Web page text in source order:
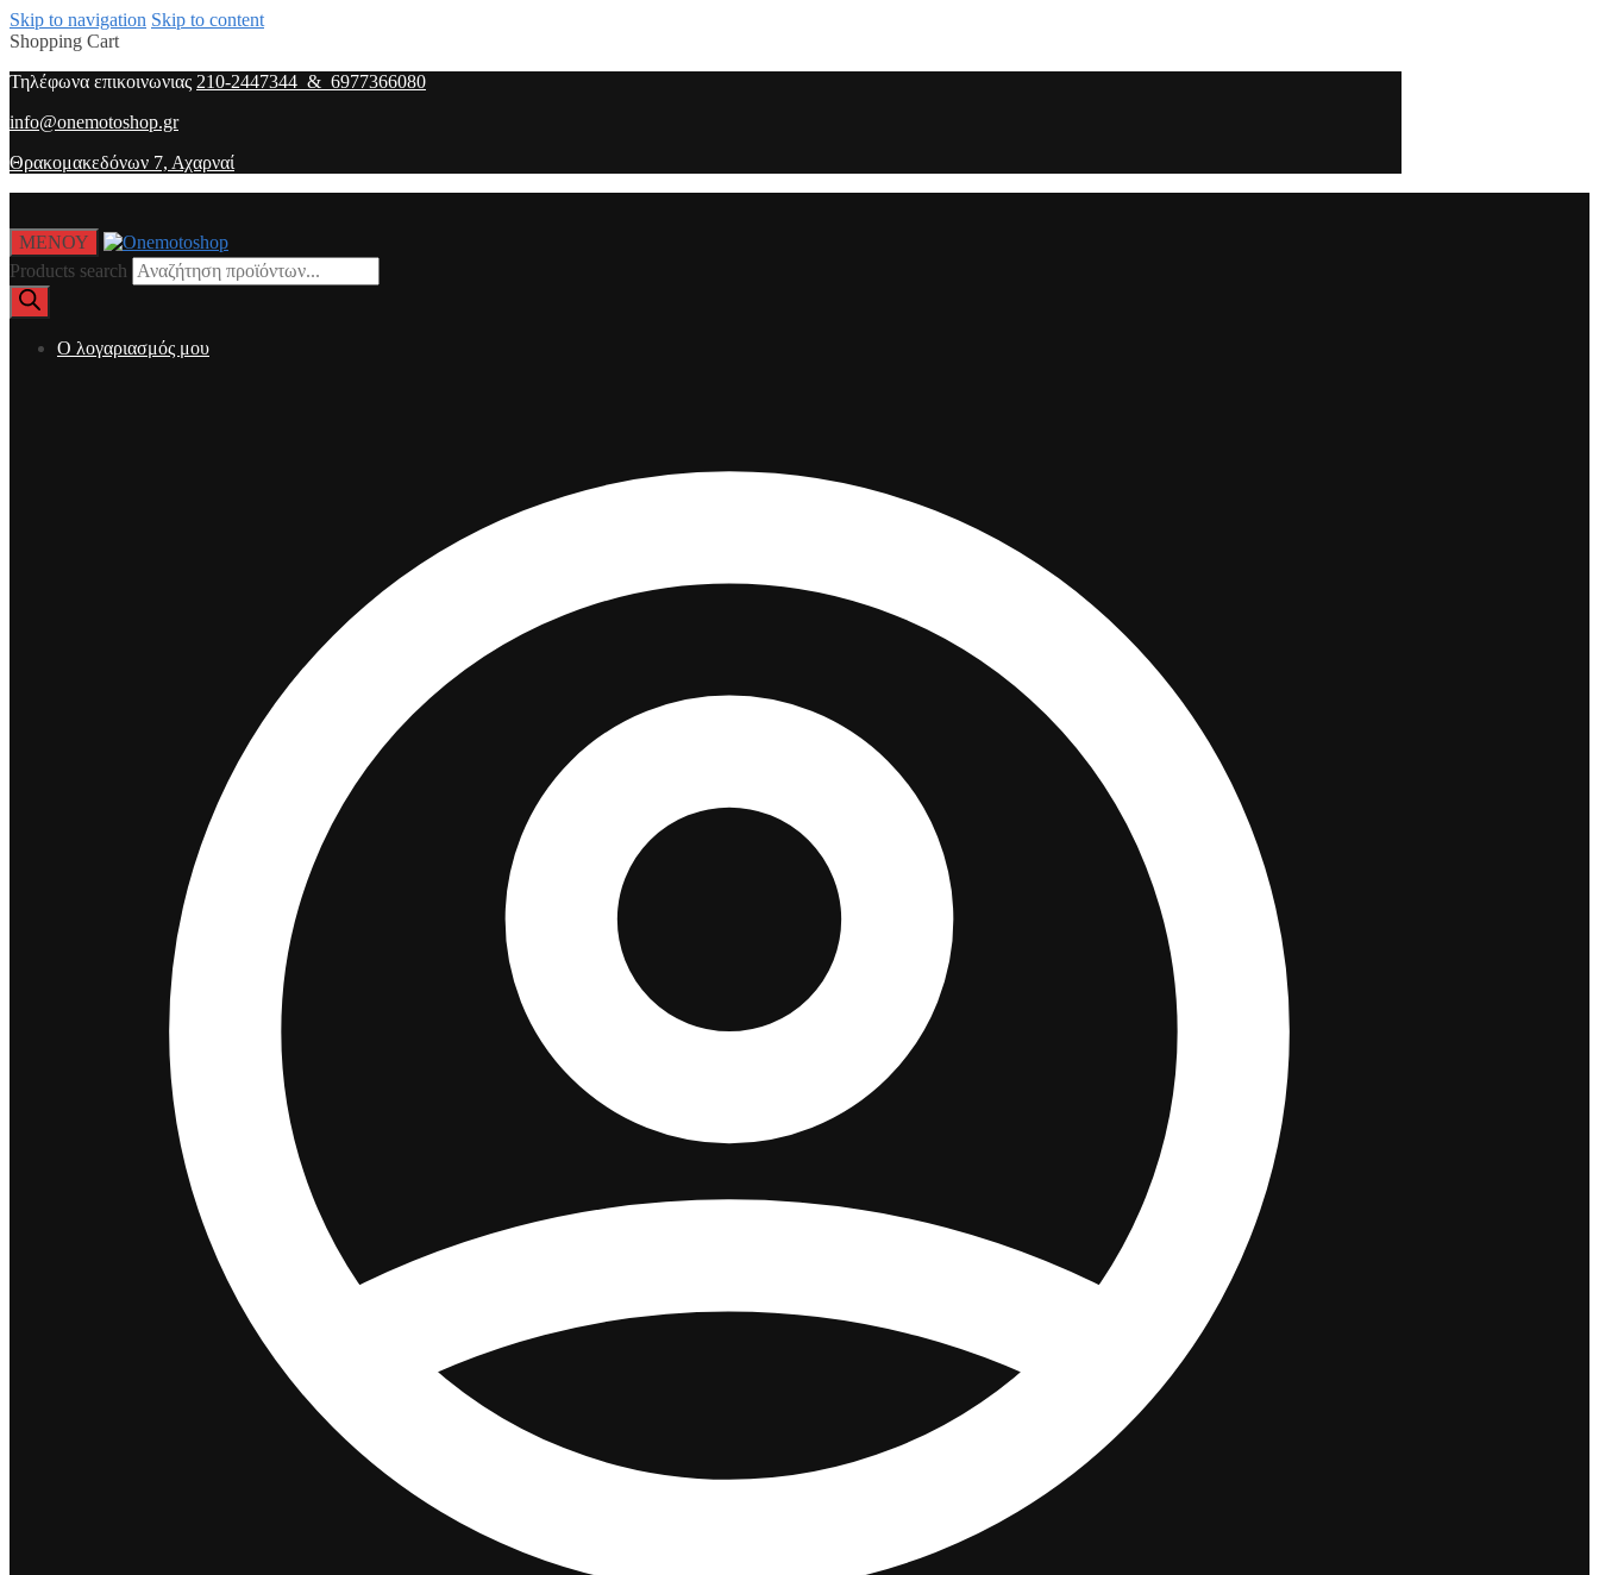
Skip to navigation Skip to content
Shopping Cart
Τηλέφωνα επικοινωνιας 210-2447344 & 6977366080
info@onemotoshop.gr
Θρακομακεδόνων 7, Αχαρναί
ΜΕΝΟΥ
Products search
O λογαριασμός μου